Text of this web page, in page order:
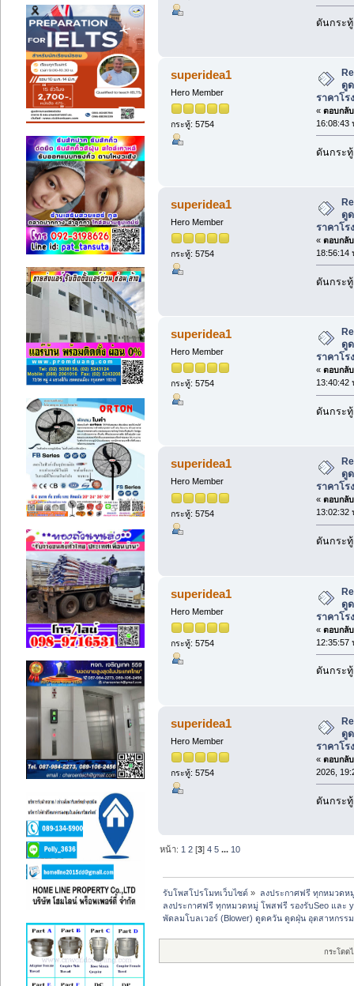
ดันกระทู้
superidea1
Hero Member
กระทู้: 5754
ดู
ราคาโร
« ตอบกลั
16:08:43
ดันกระทู้
superidea1
Hero Member
กระทู้: 5754
ดู
ราคาโร
« ตอบกลั
18:56:14
ดันกระทู้
superidea1
Hero Member
กระทู้: 5754
ดู
ราคาโร
« ตอบกลั
13:40:42
ดันกระทู้
superidea1
Hero Member
กระทู้: 5754
ดู
ราคาโร
« ตอบกลั
13:02:32
ดันกระทู้
superidea1
Hero Member
กระทู้: 5754
ดู
ราคาโร
« ตอบกลั
12:35:57
ดันกระทู้
superidea1
Hero Member
กระทู้: 5754
ดู
ราคาโร
« ตอบกลั
2026,
ดันกระทู้
หน้า: 1 2 [3]4 5 ... 10
รับโพสโปรโมทเว็บไซต์ » ลงประกาศฟรี ทุกหมวดห
ลงประกาศฟรี ทุกหมวดหมู่ โพสฟรี รองรับSeo และ
พัดลมโบลเวอร์ (Blower) ดูดควัน ดูดฝุ่น อุตสาหกรรม
กระโดด